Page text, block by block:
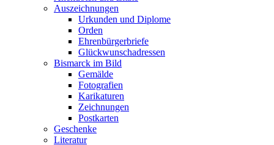
Auszeichnungen
Urkunden und Diplome
Orden
Ehrenbürgerbriefe
Glückwunschadressen
Bismarck im Bild
Gemälde
Fotografien
Karikaturen
Zeichnungen
Postkarten
Geschenke
Literatur